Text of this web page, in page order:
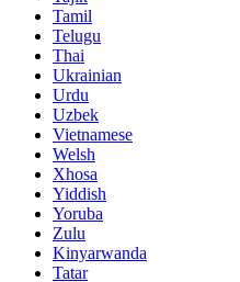
Tamil
Telugu
Thai
Ukrainian
Urdu
Uzbek
Vietnamese
Welsh
Xhosa
Yiddish
Yoruba
Zulu
Kinyarwanda
Tatar